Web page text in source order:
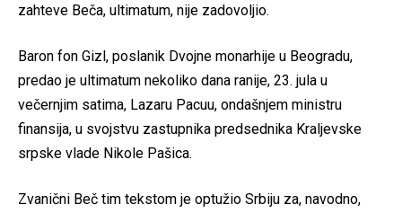
zahteve Beča, ultimatum, nije zadovoljio.
Baron fon Gizl, poslanik Dvojne monarhije u Beogradu,
predao je ultimatum nekoliko dana ranije, 23. jula u
večernjim satima, Lazaru Pacuu, ondašnjem ministru
finansija, u svojstvu zastupnika predsednika Kraljevske
srpske vlade Nikole Pašica.
Zvanični Beč tim tekstom je optužio Srbiju za, navodno,